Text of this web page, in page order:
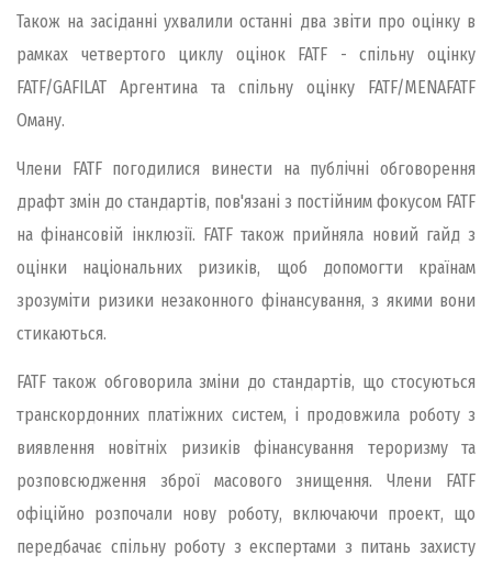
Також на засіданні ухвалили останні два звіти про оцінку в
рамках четвертого циклу оцінок FATF - спільну оцінку
FATF/GAFILAT Аргентина та спільну оцінку FATF/MENAFATF
Оману.
Члени FATF погодилися винести на публічні обговорення
драфт змін до стандартів, пов'язані з постійним фокусом FATF
на фінансовій інклюзії. FATF також прийняла новий гайд з
оцінки національних ризиків, щоб допомогти країнам
зрозуміти ризики незаконного фінансування, з якими вони
стикаються.
FATF також обговорила зміни до стандартів, що стосуються
транскордонних платіжних систем, і продовжила роботу з
виявлення новітніх ризиків фінансування тероризму та
розповсюдження зброї масового знищення. Члени FATF
офіційно розпочали нову роботу, включаючи проект, що
передбачає спільну роботу з експертами з питань захисту